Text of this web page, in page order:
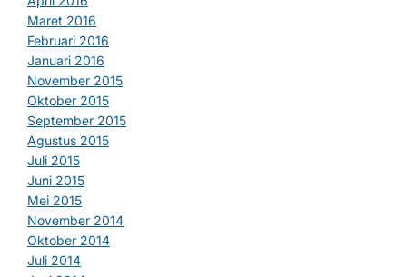
Maret 2016
Februari 2016
Januari 2016
November 2015
Oktober 2015
September 2015
Agustus 2015
Juli 2015
Juni 2015
Mei 2015
November 2014
Oktober 2014
Juli 2014